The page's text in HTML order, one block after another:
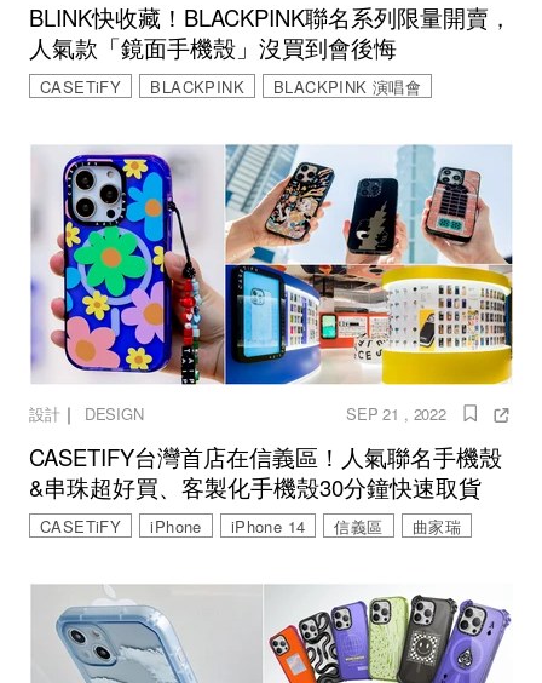
BLINK快收藏！BLACKPINK聯名系列限量開賣，
人氣款「鏡面手機殼」沒買到會後悔
CASETiFY BLACKPINK BLACKPINK 演唱會
設計｜ DESIGN SEP 21 , 2022
CASETIFY台灣首店在信義區！人氣聯名手機殼
&串珠超好買、客製化手機殼30分鐘快速取貨
CASETiFY iPhone iPhone 14 信義區 曲家瑞